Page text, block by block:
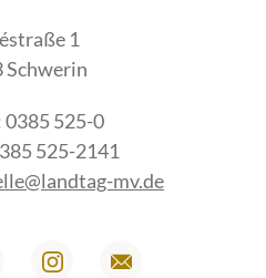
1
Schwerin
0385 525-0
525-2141
mv.de